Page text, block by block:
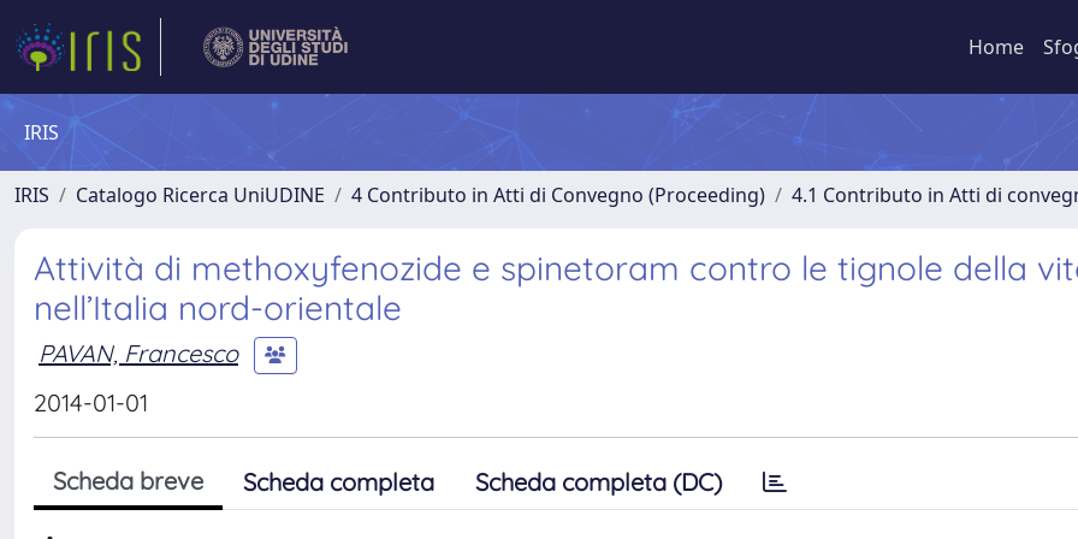
Home
IRIS
IRIS Catalogo Ricerca UniUDINE 4 Contributo in Atti di Convegno (Proceeding) 4.1 Contributo in Atti di
Attività di methoxyfenozide e spinetoram contro le tignole della
nell’Italia nord-orientale
PAVAN, Francesco
2014-01-01
Scheda breve Scheda completa Scheda completa (DC)